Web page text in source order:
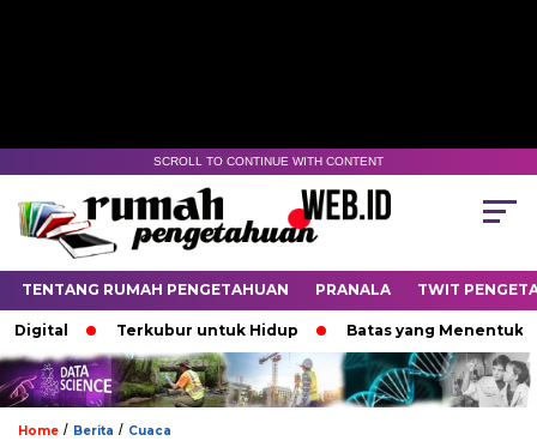
SCROLL TO CONTINUE WITH CONTENT
TENTANG RUMAH PENGETAHUAN PRANALA TWIT
Terkubur untuk Hidup Batas yang Menentukan
Home / Berita / Cuaca